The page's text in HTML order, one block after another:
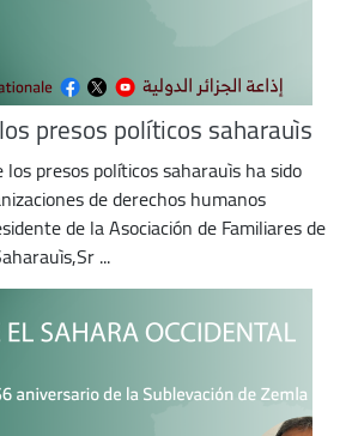
presos políticos saharauìs
presos políticos saharauìs ha sido
de derechos humanos
de la Asociación de Familiares de
...